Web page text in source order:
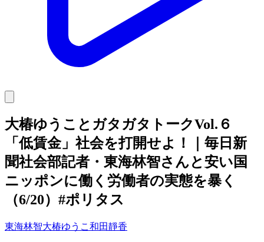
大椿ゆうことガタガタトークVol.６
「低賃金」社会を打開せよ！｜毎日新
聞社会部記者・東海林智さんと安い国
ニッポンに働く労働者の実態を暴く
（6/20）#ポリタス
東海林智大椿ゆうこ 和田靜香